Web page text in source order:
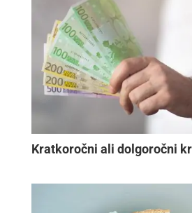
Kratkoročni ali dolgoročni